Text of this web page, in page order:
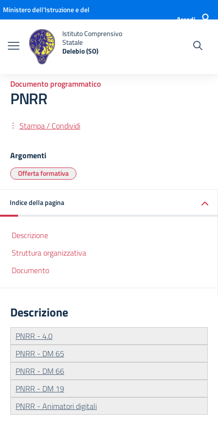
Vai ai contenuti
Vai al menu di navigazione
Vai al footer
Ministero dell'Istruzione e del
Accedi
Istituto Comprensivo
Statale
Delebio (SO)
Documento programmatico
PNRR
Stampa / Condividi
Argomenti
Offerta formativa
Indice della pagina
Descrizione
Struttura organizzativa
Documento
Descrizione
PNRR - 4.0
PNRR - DM 65
PNRR - DM 66
PNRR - DM 19
PNRR - Animatori digitali